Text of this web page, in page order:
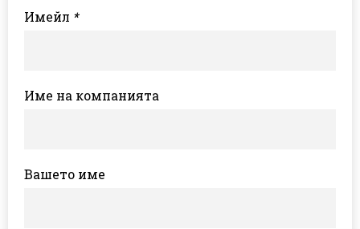
*
Имейл
Име на компанията
Вашето име